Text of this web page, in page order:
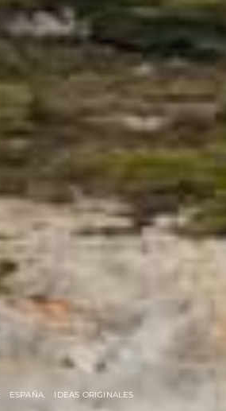
ESPAÑA IDEAS ORIGINALES